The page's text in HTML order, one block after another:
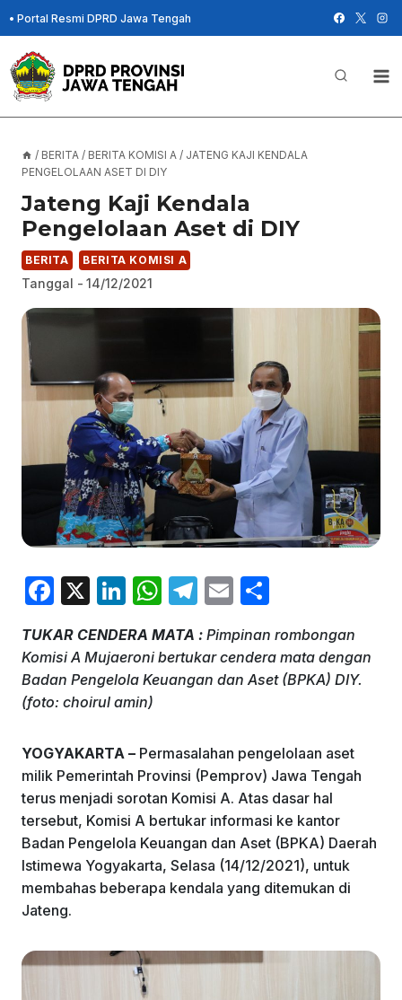
Skip
to
content
• Portal Resmi DPRD Jawa Tengah
/ BERITA / BERITA KOMISI A / JATENG KAJI KENDALA
PENGELOLAAN ASET DI DIY
Jateng Kaji Kendala
Pengelolaan Aset di DIY
BERITA BERITA KOMISI A
Tanggal - 14/12/2021
F
c
e
b
o
k
X
Li
k
e
dI
W
at
s
p
T
e
gr
E
ai
l
ar
e
TUKAR CENDERA MATA : Pimpinan rombongan
Komisi A Mujaeroni bertukar cendera mata dengan
Badan Pengelola Keuangan dan Aset (BPKA) DIY.
(foto: choirul amin)
YOGYAKARTA – Permasalahan pengelolaan aset
milik Pemerintah Provinsi (Pemprov) Jawa Tengah
terus menjadi sorotan Komisi A. Atas dasar hal
tersebut, Komisi A bertukar informasi ke kantor
Badan Pengelola Keuangan dan Aset (BPKA) Daerah
Istimewa Yogyakarta, Selasa (14/12/2021), untuk
membahas beberapa kendala yang ditemukan di
Jateng.